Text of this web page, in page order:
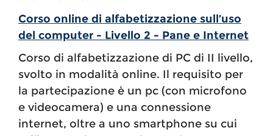
Corso online di alfabetizzazione sull’uso
del computer - Livello 2 - Pane e Internet
Corso di alfabetizzazione di PC di II livello,
svolto in modalità online. Il requisito per
la partecipazione è un pc (con microfono
e videocamera) e una connessione
internet, oltre a uno smartphone su cui